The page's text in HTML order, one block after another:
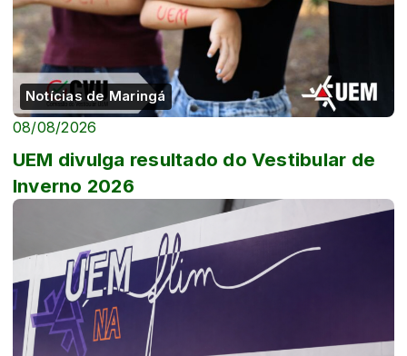
Notícias de Maringá
08/08/2026
UEM divulga resultado do Vestibular de
Inverno 2026